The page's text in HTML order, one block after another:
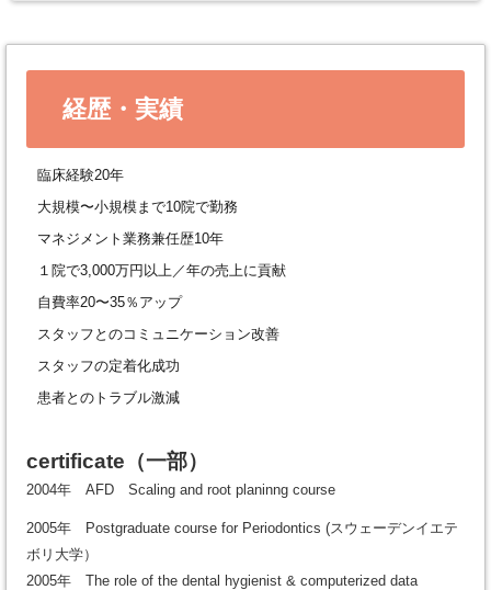
経歴・実績
臨床経験20年
大規模〜小規模まで10院で勤務
マネジメント業務兼任歴10年
１院で3,000万円以上／年の売上に貢献
自費率20〜35％アップ
スタッフとのコミュニケーション改善
スタッフの定着化成功
患者とのトラブル激減
certificate （一部）
2004年 AFD Scaling and root planinng course
2005年 Postgraduate course for Periodontics (スウェーデンイエテ
ボリ大学）
2005年 The role of the dental hygienist & computerized data